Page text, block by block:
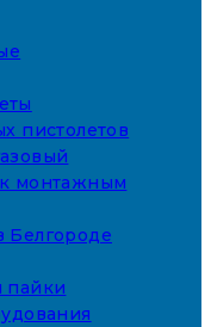
пистолетов
монтажным
Белгороде
пайки